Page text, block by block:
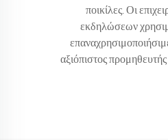
ποικίλες. Οι
εκδηλώσεων
αξιόπιστος